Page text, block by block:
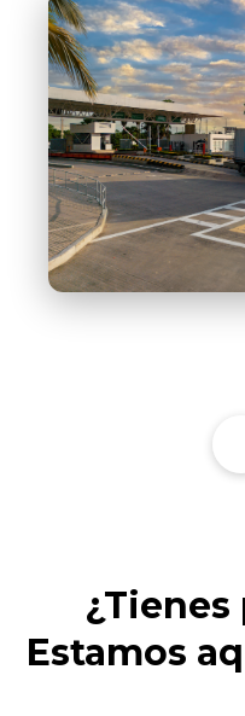
Estamos